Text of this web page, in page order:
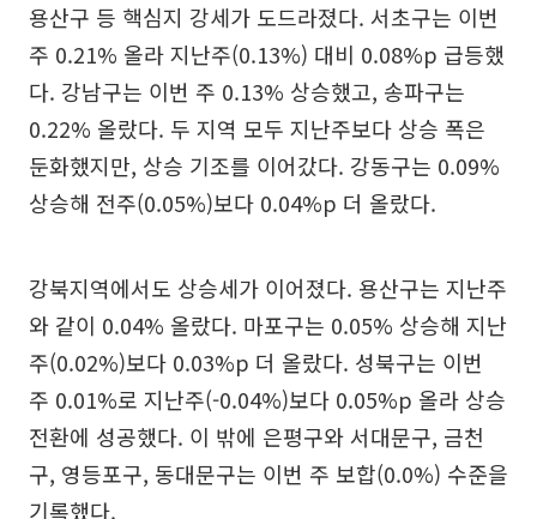
용산구 등 핵심지 강세가 도드라졌다. 서초구는 이번
주 0.21% 올라 지난주(0.13%) 대비 0.08%p 급등했
다. 강남구는 이번 주 0.13% 상승했고, 송파구는
0.22% 올랐다. 두 지역 모두 지난주보다 상승 폭은
둔화했지만, 상승 기조를 이어갔다. 강동구는 0.09%
상승해 전주(0.05%)보다 0.04%p 더 올랐다.
강북지역에서도 상승세가 이어졌다. 용산구는 지난주
와 같이 0.04% 올랐다. 마포구는 0.05% 상승해 지난
주(0.02%)보다 0.03%p 더 올랐다. 성북구는 이번
주 0.01%로 지난주(-0.04%)보다 0.05%p 올라 상승
전환에 성공했다. 이 밖에 은평구와 서대문구, 금천
구, 영등포구, 동대문구는 이번 주 보합(0.0%) 수준을
기록했다.